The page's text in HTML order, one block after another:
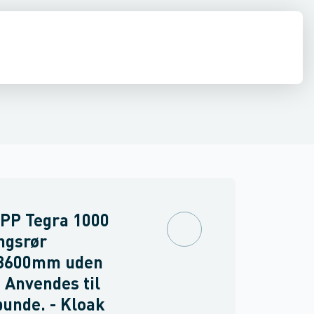
Tegra 1000
uden
Anvendes til
- Kloak